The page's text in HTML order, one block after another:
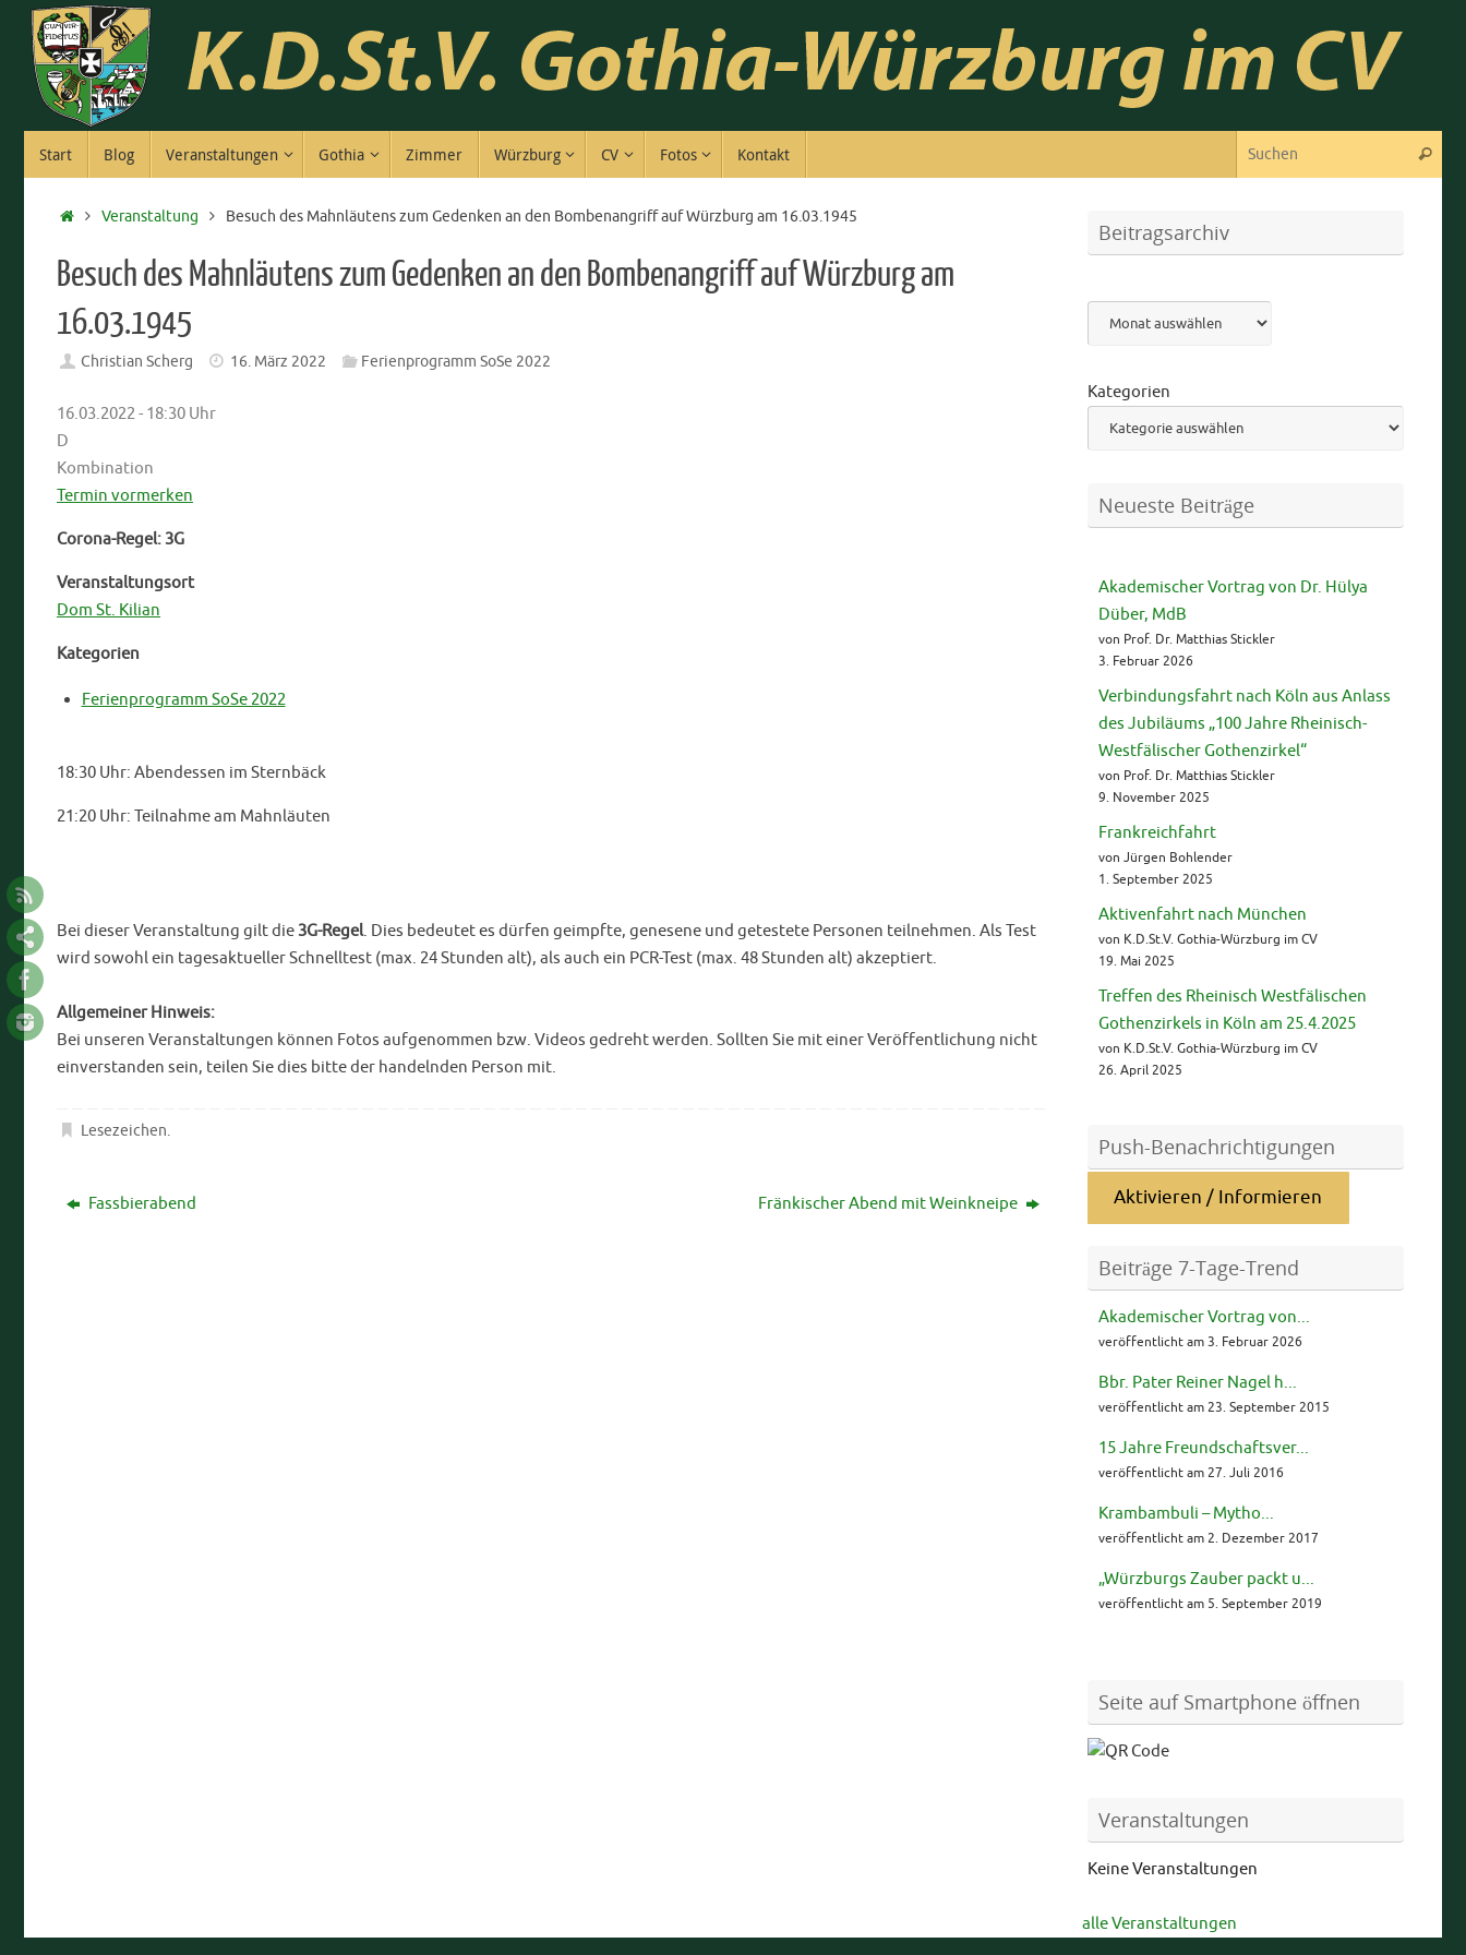
Zum
Inhalt
springen
Inhalt
Start Blog Veranstaltungen Gothia Zimmer Würzburg CV Fotos Kontakt Suchen
StartVeranstaltung Besuch des Mahnläutens zum Gedenken an den Bombenangriff auf Würzburg am 16.03.1945
Besuch des Mahnläutens zum Gedenken an den Bombenangriff auf Würzburg am
16.03.1945
Christian Scherg 16. März 2022 Ferienprogramm SoSe 2022
16.03.2022 - 18:30 Uhr
D
Kombination
Termin vormerken
Corona-Regel: 3G
Veranstaltungsort
Dom St. Kilian
Kategorien
Ferienprogramm SoSe 2022
18:30 Uhr: Abendessen im Sternbäck
21:20 Uhr: Teilnahme am Mahnläuten
Bei dieser Veranstaltung gilt die 3G-Regel. Dies bedeutet es dürfen geimpfte, genesene und getestete Personen teilnehmen. Als Test
wird sowohl ein tagesaktueller Schnelltest (max. 24 Stunden alt), als auch ein PCR-Test (max. 48 Stunden alt) akzeptiert.
Allgemeiner Hinweis:
Bei unseren Veranstaltungen können Fotos aufgenommen bzw. Videos gedreht werden. Sollten Sie mit einer Veröffentlichung nicht
einverstanden sein, teilen Sie dies bitte der handelnden Person mit.
Lesezeichen.
Fassbierabend Fränkischer Abend mit Weinkneipe
Beitragsarchiv
Archiv
Kategorien
Neueste Beiträge
Akademischer Vortrag von Dr. Hülya
Düber, MdB
von Prof. Dr. Matthias Stickler
3. Februar 2026
Verbindungsfahrt nach Köln aus Anlass
des Jubiläums „100 Jahre Rheinisch-
Westfälischer Gothenzirkel“
von Prof. Dr. Matthias Stickler
9. November 2025
Frankreichfahrt
von Jürgen Bohlender
1. September 2025
Aktivenfahrt nach München
von K.D.St.V. Gothia-Würzburg im CV
19. Mai 2025
Treffen des Rheinisch Westfälischen
Gothenzirkels in Köln am 25.4.2025
von K.D.St.V. Gothia-Würzburg im CV
26. April 2025
Push-Benachrichtigungen
Aktivieren / Informieren
Beiträge 7-Tage-Trend
Akademischer Vortrag von...
veröffentlicht am 3. Februar 2026
Bbr. Pater Reiner Nagel h...
veröffentlicht am 23. September 2015
15 Jahre Freundschaftsver...
veröffentlicht am 27. Juli 2016
Krambambuli – Mytho...
veröffentlicht am 2. Dezember 2017
„Würzburgs Zauber packt u...
veröffentlicht am 5. September 2019
Seite auf Smartphone öffnen
Veranstaltungen
Keine Veranstaltungen
alle Veranstaltungen